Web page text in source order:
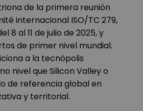
de la primera reunión
internacional ISO/TC 279,
8 al 11 de julio de 2025, y
de primer nivel mundial.
a la tecnópolis
nivel que Silicon Valley o
de referencia global en
y territorial.